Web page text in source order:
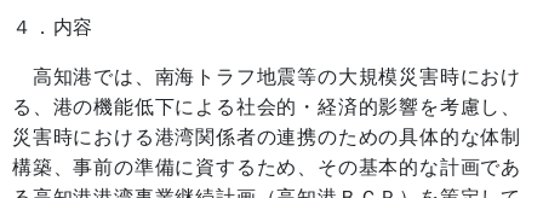
４．内容
高知港では、南海トラフ地震等の大規模災害時におけ
る、港の機能低下による社会的・経済的影響を考慮し、
災害時における港湾関係者の連携のための具体的な体制
構築、事前の準備に資するため、その基本的な計画であ